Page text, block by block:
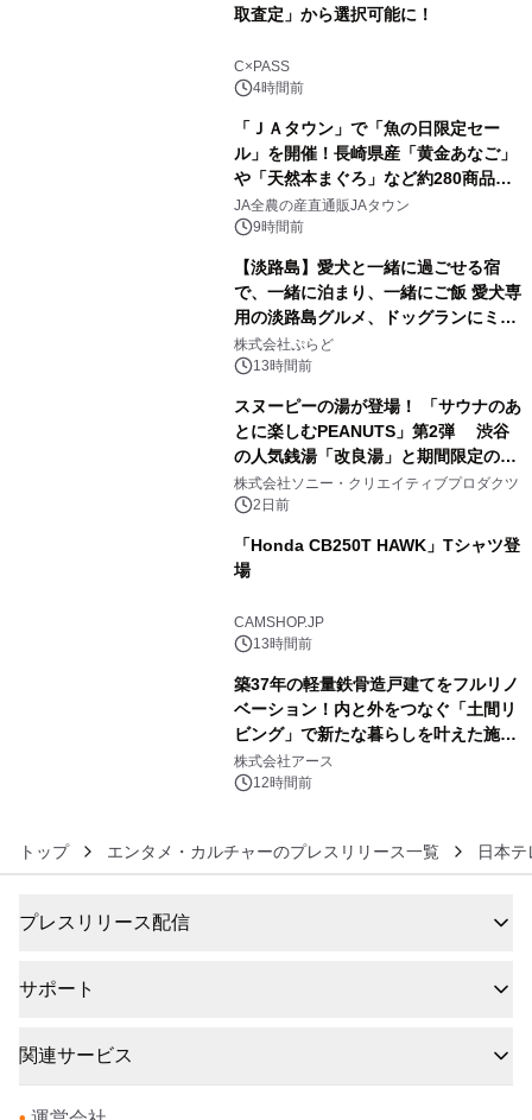
取査定」から選択可能に！
C×PASS
4時間前
「ＪＡタウン」で「魚の日限定セー
ル」を開催！長崎県産「黄金あなご」
や「天然本まぐろ」など約280商品を
販売！～毎月１０日の定例企画～
JA全農の産直通販JAタウン
9時間前
【淡路島】愛犬と一緒に過ごせる宿
で、一緒に泊まり、一緒にご飯 愛犬専
用の淡路島グルメ、ドッグランにミニ
プール グランピングとトレーラーハウ
スの2施設で
株式会社ぷらど
13時間前
スヌーピーの湯が登場！ 「サウナのあ
とに楽しむPEANUTS」第2弾 渋谷
の人気銭湯「改良湯」と期間限定のコ
ラボレーション サウナイキタイコラ
ボグッズも発売決定！
株式会社ソニー・クリエイティブプロダクツ
2日前
「Honda CB250T HAWK」Tシャツ登
場
CAMSHOP.JP
13時間前
築37年の軽量鉄骨造戸建てをフルリノ
ベーション！内と外をつなぐ「土間リ
ビング」で新たな暮らしを叶えた施工
事例を株式会社アースが公開
株式会社アース
12時間前
トップ エンタメ・カルチャーのプレスリリース一覧 日本
プレスリリース配信
サポート
関連サービス